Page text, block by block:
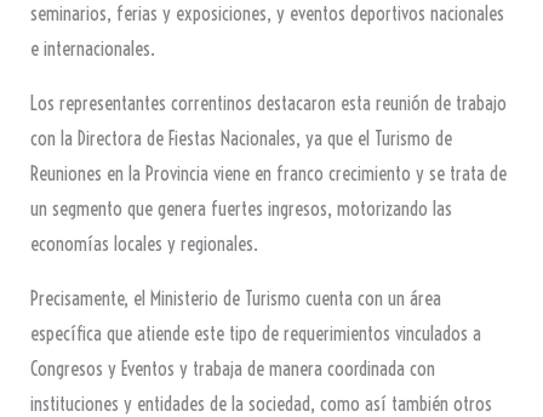
seminarios, ferias y exposiciones, y eventos deportivos nacionales
e internacionales.
Los representantes correntinos destacaron esta reunión de trabajo
con la Directora de Fiestas Nacionales, ya que el Turismo de
Reuniones en la Provincia viene en franco crecimiento y se trata de
un segmento que genera fuertes ingresos, motorizando las
economías locales y regionales.
Precisamente, el Ministerio de Turismo cuenta con un área
específica que atiende este tipo de requerimientos vinculados a
Congresos y Eventos y trabaja de manera coordinada con
instituciones y entidades de la sociedad, como así también otros